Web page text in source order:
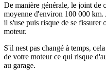
De manière générale, le joint de
moyenne d'environ 100 000 km.
il s'use puis risque de se fissurer
moteur.
S'il nest pas changé à temps,
de votre moteur ce qui risque
au garage.